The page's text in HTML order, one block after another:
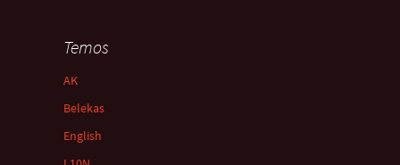
Temos
AK
Belekas
English